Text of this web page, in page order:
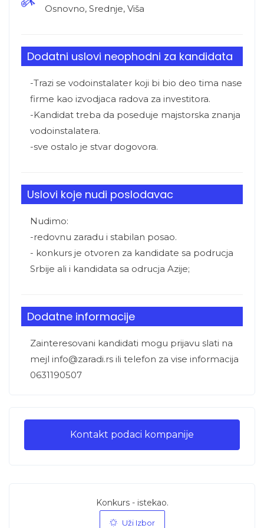
Osnovno, Srednje, Viša
Dodatni uslovi neophodni za kandidata
-Trazi se vodoinstalater koji bi bio deo tima nase
firme kao izvodjaca radova za investitora.
-Kandidat treba da poseduje majstorska znanja
vodoinstalatera.
-sve ostalo je stvar dogovora.
Uslovi koje nudi poslodavac
Nudimo:
-redovnu zaradu i stabilan posao.
- konkurs je otvoren za kandidate sa podrucja
Srbije ali i kandidata sa odrucja Azije;
Dodatne informacije
Zainteresovani kandidati mogu prijavu slati na
mejl info@zaradi.rs ili telefon za vise informacija
0631190507
Kontakt podaci kompanije
Konkurs - istekao.
Uži Izbor